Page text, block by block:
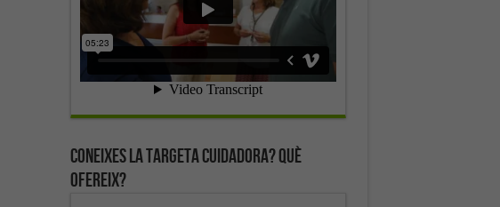
Coneixes la targeta cuidadora? Què
ofereix?